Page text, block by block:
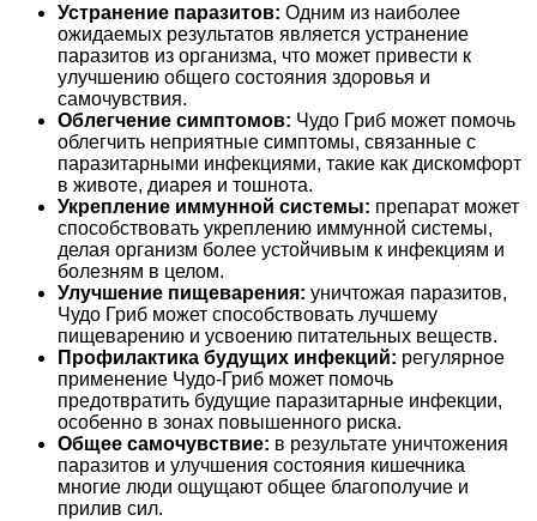
Устранение паразитов: Одним из наиболее
ожидаемых результатов является устранение
паразитов из организма, что может привести к
улучшению общего состояния здоровья и
самочувствия.
Облегчение симптомов: Чудо Гриб может помочь
облегчить неприятные симптомы, связанные с
паразитарными инфекциями, такие как дискомфорт
в животе, диарея и тошнота.
Укрепление иммунной системы: препарат может
способствовать укреплению иммунной системы,
делая организм более устойчивым к инфекциям и
болезням в целом.
Улучшение пищеварения: уничтожая паразитов,
Чудо Гриб может способствовать лучшему
пищеварению и усвоению питательных веществ.
Профилактика будущих инфекций: регулярное
применение Чудо-Гриб может помочь
предотвратить будущие паразитарные инфекции,
особенно в зонах повышенного риска.
Общее самочувствие: в результате уничтожения
паразитов и улучшения состояния кишечника
многие люди ощущают общее благополучие и
прилив сил.